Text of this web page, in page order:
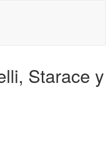
Starace y